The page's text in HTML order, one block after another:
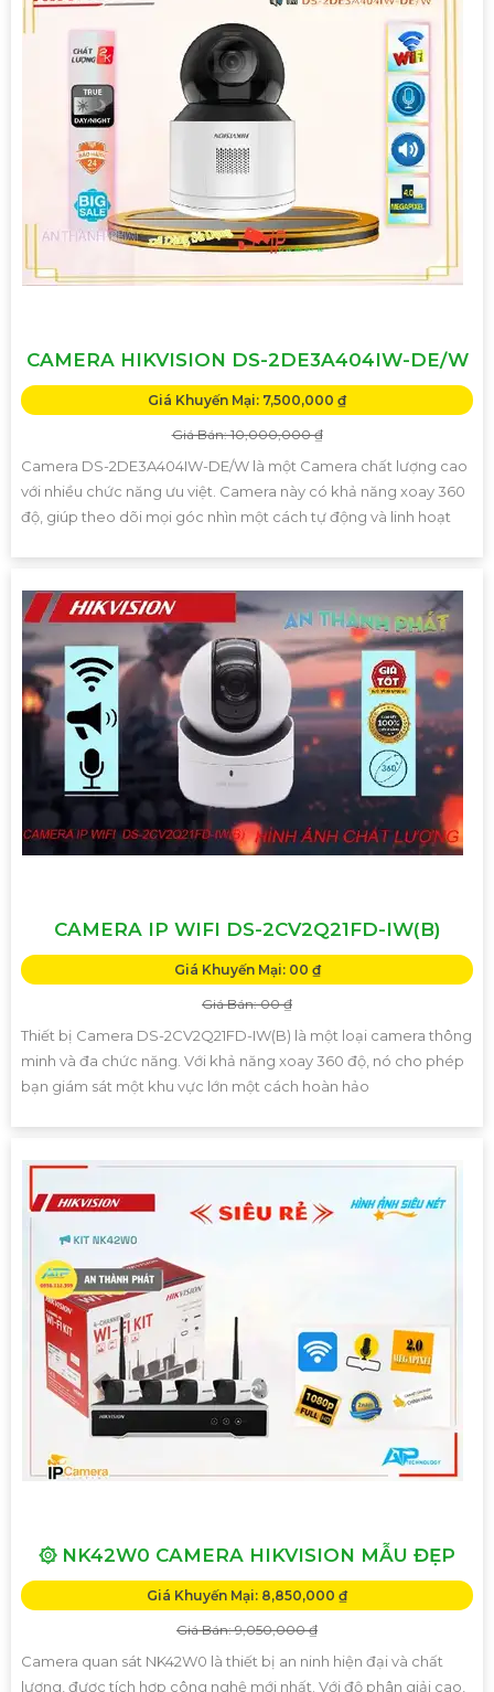
CAMERA HIKVISION DS-2DE3A404IW-DE/W
Giá Khuyến Mại: 7,500,000 ₫
Giá Bán: 10,000,000 ₫
Camera DS-2DE3A404IW-DE/W là một Camera chất lượng cao
với nhiều chức năng ưu việt. Camera này có khả năng xoay 360
độ, giúp theo dõi mọi góc nhìn một cách tự động và linh hoạt
CAMERA IP WIFI DS-2CV2Q21FD-IW(B)
Giá Khuyến Mại: 00 ₫
Giá Bán: 00 ₫
Thiết bị Camera DS-2CV2Q21FD-IW(B) là một loại camera thông
minh và đa chức năng. Với khả năng xoay 360 độ, nó cho phép
bạn giám sát một khu vực lớn một cách hoàn hảo
۞ NK42W0 CAMERA HIKVISION MẪU ĐẸP
Giá Khuyến Mại: 8,850,000 ₫
Giá Bán: 9,050,000 ₫
Camera quan sát NK42W0 là thiết bị an ninh hiện đại và chất
lượng, được tích hợp công nghệ mới nhất. Với độ phân giải cao,